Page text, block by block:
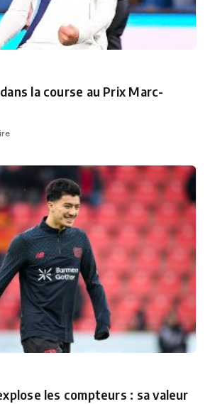
la course au Prix Marc-
les compteurs : sa valeur